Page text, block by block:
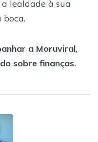
lealdade à sua
boca.
a Moruviral,
sobre finanças.